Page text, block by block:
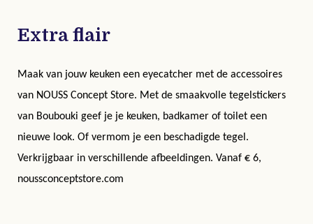
Extra flair
Maak van jouw keuken een eyecatcher met de accessoires
van NOUSS Concept Store. Met de smaakvolle tegelstickers
van Boubouki geef je je keuken, badkamer of toilet een
nieuwe look. Of vermom je een beschadigde tegel.
Verkrijgbaar in verschillende afbeeldingen. Vanaf € 6,
noussconceptstore.com